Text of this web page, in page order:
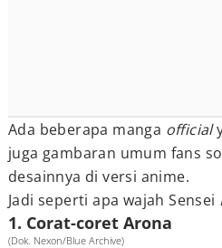
Ada beberapa manga official
juga gambaran umum fans
desainnya di versi anime.
Jadi seperti apa wajah Sensei
1. Corat-coret Arona
(Dok. Nexon/Blue Archive)